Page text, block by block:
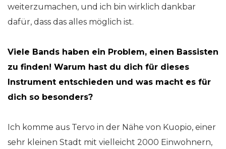
weiterzumachen, und ich bin wirklich dankbar
dafür, dass das alles möglich ist.
Viele Bands haben ein Problem, einen Bassisten
zu finden! Warum hast du dich für dieses
Instrument entschieden und was macht es für
dich so besonders?
Ich komme aus Tervo in der Nähe von Kuopio, einer
sehr kleinen Stadt mit vielleicht 2000 Einwohnern,